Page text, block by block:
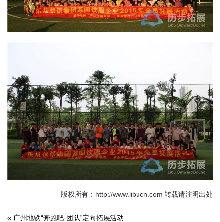
版权所有：http://www.libucn.com 转载请注明出处
« 广州地铁“奔跑吧·团队”定向拓展活动